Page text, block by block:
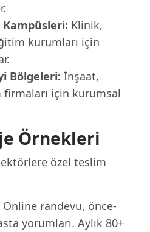
Kampüsleri: Klinik,
kurumları için
Bölgeleri: İnşaat,
için kurumsal
Örnekleri
özel teslim
randevu, önce-
yorumları. Aylık 80+